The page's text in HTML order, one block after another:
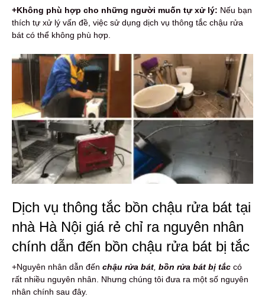
+Không phù hợp cho những người muốn tự xử lý: Nếu bạn
thích tự xử lý vấn đề, việc sử dụng dịch vụ thông tắc chậu rửa
bát có thể không phù hợp.
Dịch vụ thông tắc bồn chậu rửa bát tại
nhà Hà Nội giá rẻ chỉ ra nguyên nhân
chính dẫn đến bồn chậu rửa bát bị tắc
+Nguyên nhân dẫn đến chậu rửa bát bồn rửa bát bị tắc có
rất nhiều nguyên nhân. Nhưng chúng tôi đưa ra một số nguyên
nhân chính sau đây.